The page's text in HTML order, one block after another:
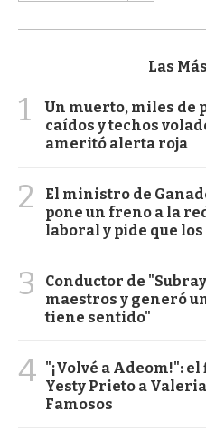
Las
1
Un muerto, miles de
caídos y techos
ameritó alerta roja
2
El ministro de
pone un freno a la
laboral y pide que
3
Conductor de
maestros y generó
tiene sentido"
4 "¡Volvé a Adeom!":
Yesty Prieto a
Famosos